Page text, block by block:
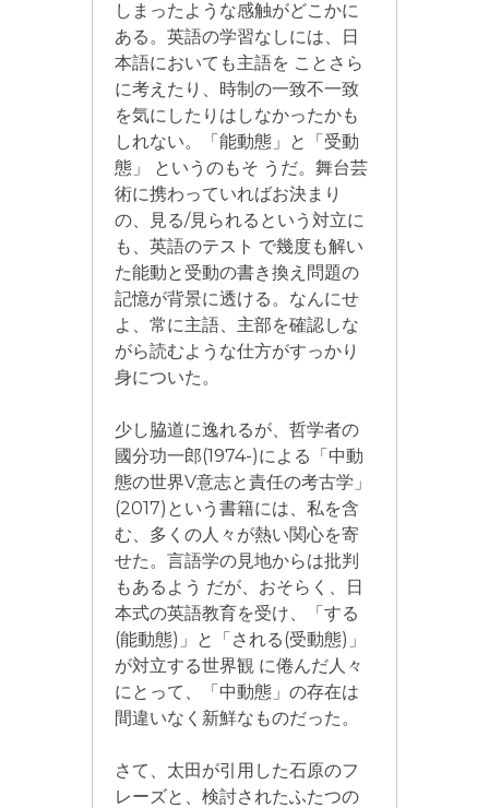
しまったような感触がどこかに
ある。英語の学習なしには、日
本語においても主語を ことさら
に考えたり、時制の一致不一致
を気にしたりはしなかったかも
しれない。「能動態」と「受動
態」 というのもそ うだ。舞台芸
術に携わっていればお決まり
の、見る∕見られるという対立に
も、英語のテスト で幾度も解い
た能動と受動の書き換え問題の
記憶が背景に透ける。なんにせ
よ、常に主語、主部を確認しな
がら読むような仕方がすっかり
身についた。
少し脇道に逸れるが、哲学者の
國分功一郎(1974-)による「中動
態の世界V意志と責任の考古学」
(2017)という書籍には、私を含
む、多くの人々が熱い関心を寄
せた。言語学の見地からは批判
もあるよう だが、おそらく、日
本式の英語教育を受け、「する
(能動態)」と「される(受動態)」
が対立する世界観 に倦んだ人々
にとって、「中動態」の存在は
間違いなく新鮮なものだった。
さて、太田が引用した石原のフ
レーズと、検討されたふたつの